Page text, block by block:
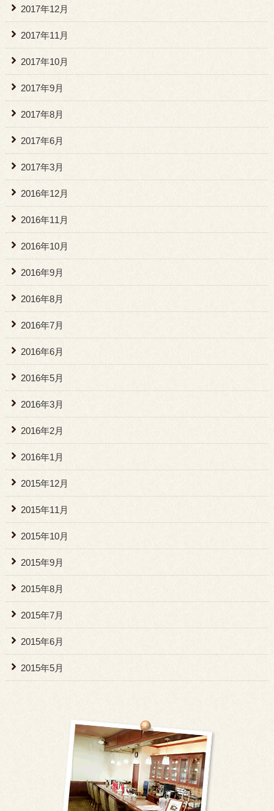
2017年12月
2017年11月
2017年10月
2017年9月
2017年8月
2017年6月
2017年3月
2016年12月
2016年11月
2016年10月
2016年9月
2016年8月
2016年7月
2016年6月
2016年5月
2016年3月
2016年2月
2016年1月
2015年12月
2015年11月
2015年10月
2015年9月
2015年8月
2015年7月
2015年6月
2015年5月